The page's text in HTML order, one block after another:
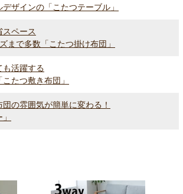
ザインの「こたつテーブル」
スペース
まで多数「こたつ掛け布団」
も活躍する
たつ敷き布団」
の雰囲気が簡単に変わる！